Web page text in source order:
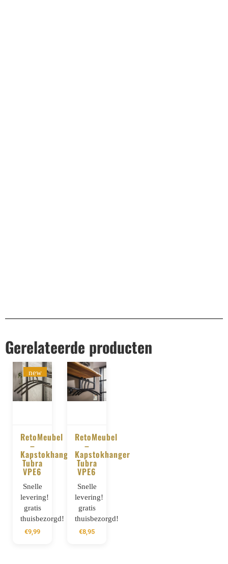
Gerelateerde producten
BESTELLEN
new
RetoMeubel
–
Kapstokhanger
Tubra
VPE6
Snelle
levering!
gratis
thuisbezorgd!
€9,99
BESTELLEN
RetoMeubel
–
Kapstokhanger
Tubra
VPE6
Snelle
levering!
gratis
thuisbezorgd!
€8,95